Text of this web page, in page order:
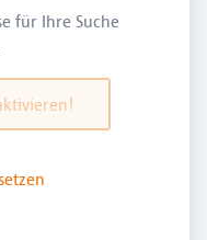
für Ihre Suche